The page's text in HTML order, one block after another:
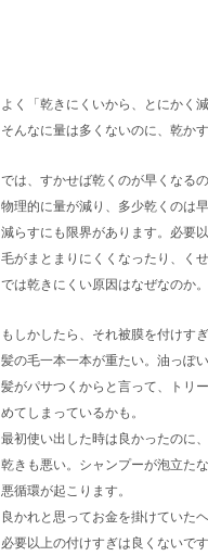
よく「乾きにくいから、とにかく
そんなに量は多くないのに、乾か
では、すかせば乾くのが早くなる
物理的に量が減り、多少乾くのは
減らすにも限界があります。必要
毛がまとまりにくくなったり、く
では乾きにくい原因はなぜなのか。
もしかしたら、それ被膜を付けす
髪の毛一本一本が重たい。油っぽい
髪がパサつくからと言って、トリ
めてしまっているかも。
最初使い出した時は良かったのに
乾きも悪い。シャンプーが泡立たな
悪循環が起こります。
良かれと思ってお金を掛けていた
必要以上の付けすぎは良くないです